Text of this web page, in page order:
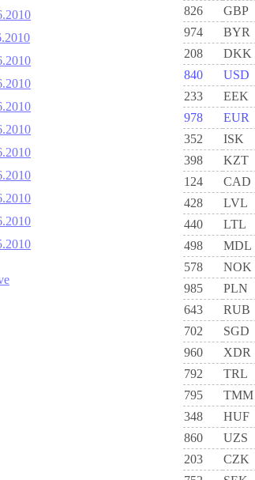
826
GBP
974
BYR
208
DKK
840
USD
233
EEK
978
EUR
352
ISK
398
KZT
124
CAD
428
LVL
440
LTL
498
MDL
578
NOK
985
PLN
643
RUB
702
SGD
960
XDR
792
TRL
795
TMM
348
HUF
860
UZS
203
CZK